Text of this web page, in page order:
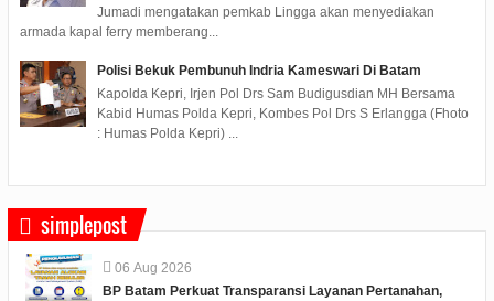
Jumadi mengatakan pemkab Lingga akan menyediakan
armada kapal ferry memberang...
Polisi Bekuk Pembunuh Indria Kameswari Di Batam
Kapolda Kepri, Irjen Pol Drs Sam Budigusdian MH Bersama
Kabid Humas Polda Kepri, Kombes Pol Drs S Erlangga (Fhoto
: Humas Polda Kepri) ...
simplepost
06 Aug 2026
BP Batam Perkuat Transparansi Layanan Pertanahan,